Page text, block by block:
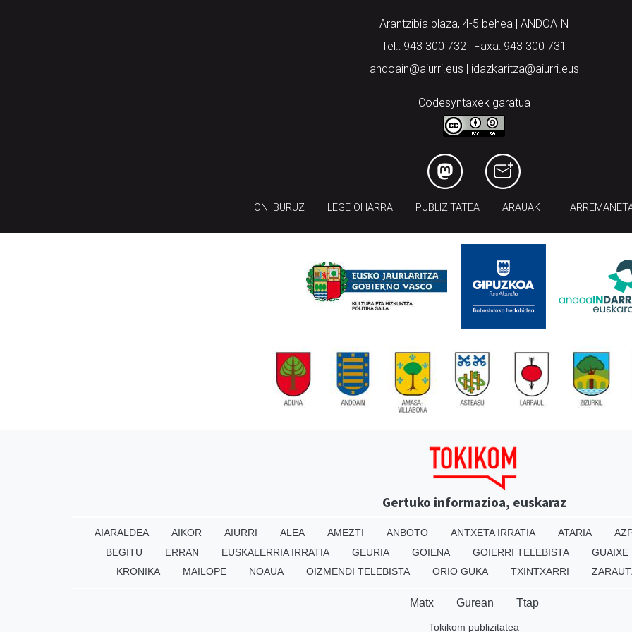
Arantzibia plaza, 4-5 behea | ANDOAIN
Tel.: 943 300 732 | Faxa: 943 300 731
andoain@aiurri.eus | idazkaritza@aiurri.eus
Codesyntaxek garatua
HONI BURUZ LEGE OHARRA PUBLIZITATEA ARAUAK
Gertuko informazioa, euskaraz
AIARALDEA AIKOR AIURRI ALEA AMEZTI ANBOTO ANTXETA IRRATIA ATARIA
BEGITU
ERRAN EUSKALERRIA IRRATIA GEURIA GOIENA GOIERRI TELEBISTA GUAIXE
KRONIKA
MAILOPE NOAUA OIZMENDI TELEBISTA ORIO GUKA TXINTXARRI
Matx Gurean Ttap
Tokikom publizitatea